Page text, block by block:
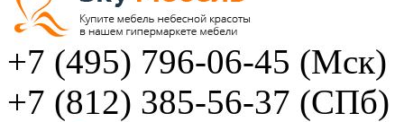
+7 (495) 796-06-45 (Мск)
+7 (812) 385-56-37 (СПб)